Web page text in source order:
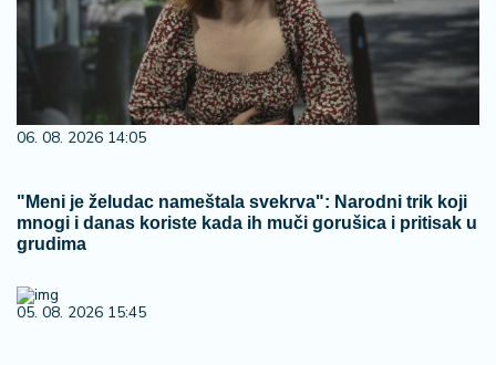
06. 08. 2026 14:05
"Meni je želudac nameštala svekrva": Narodni trik koji
mnogi i danas koriste kada ih muči gorušica i pritisak u
grudima
05. 08. 2026 15:45